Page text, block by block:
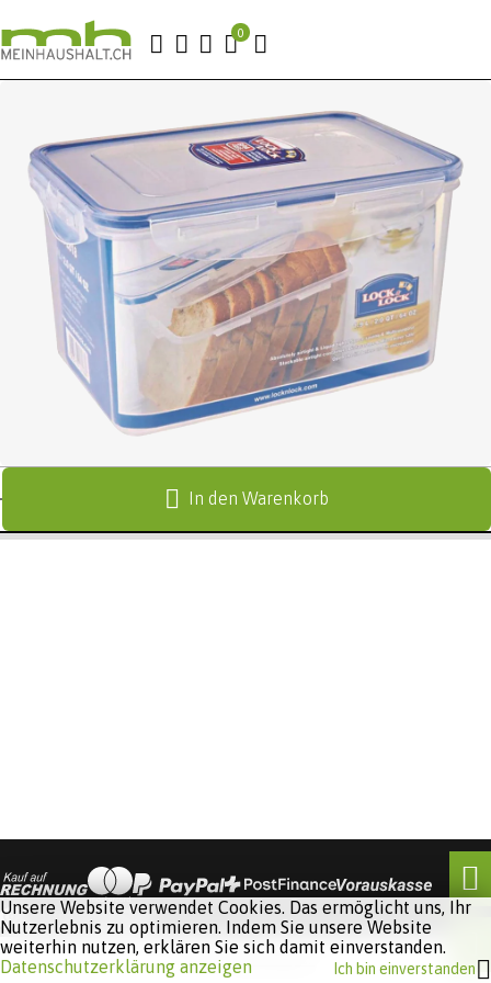
In den Warenkorb
Software:
Unsere Website verwendet Cookies. Das ermöglicht uns, Ihr
Nutzerlebnis zu optimieren. Indem Sie unsere Website
weiterhin nutzen, erklären Sie sich damit einverstanden.
Datenschutzerklärung anzeigen
Ich bin einverstanden